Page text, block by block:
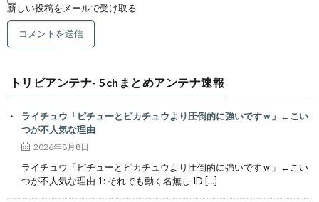
新しい投稿をメールで受け取る
トリビアンテナ- 5chまとめアンテナ速報
ライチュウ「ピチューとピカチュウより圧倒的に強いですｗ」←こい
つが不人気な理由
2026年8月8日
ライチュウ「ピチューとピカチュウより圧倒的に強いですｗ」←こい
つが不人気な理由 1: それでも動く名無し ID […]